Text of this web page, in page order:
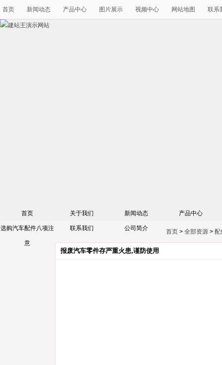
首页 新闻动态 产品中心 图片展示 视频中心 网站地图 联系
首页 关于我们 新闻动态 产品中心
选购汽车配件八项注
意
联系我们 公司简介 首页 > 全部资源 > 配
报废汽车零件存严重火患,谨防使用